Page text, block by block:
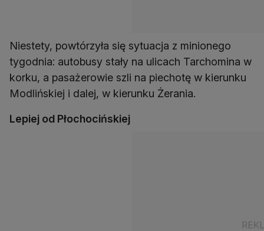
Niestety, powtórzyła się sytuacja z minionego
tygodnia: autobusy stały na ulicach Tarchomina w
korku, a pasażerowie szli na piechotę w kierunku
Modlińskiej i dalej, w kierunku Żerania.
Lepiej od Płochocińskiej